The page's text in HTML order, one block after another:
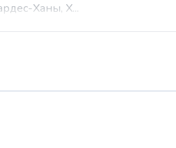
Ханы, Х...